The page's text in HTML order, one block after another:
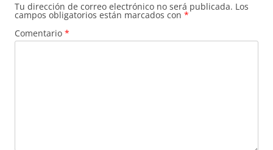
Tu dirección de correo electrónico no será publicada. Los
campos obligatorios están marcados con *
Comentario *